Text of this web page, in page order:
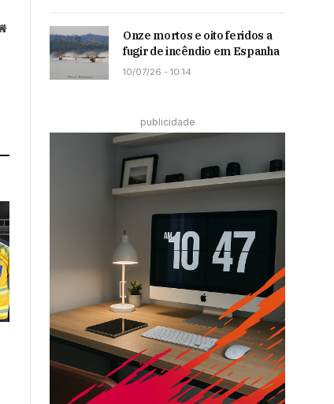
Website
Onze mortos e oito feridos a
fugir de incêndio em Espanha
10/07/26 - 10:14
publicidade